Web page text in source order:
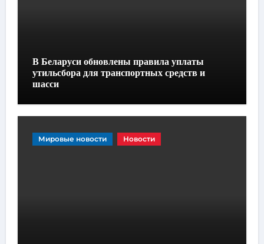
В Беларуси обновлены правила уплаты
утильсбора для транспортных средств и
шасси
Мировые новости Новости